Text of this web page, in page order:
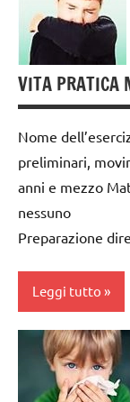
TUTTI GLI
ARTICOLI
PRATICA
sè
da 0
a 3
dai
3 ai
anni
MONTESSORI
ARGOMENTI
PER ETA'
TUTTI GLI
VITA PRATICA
Nome
preliminari,
anni e mezzo
Preparazione
Leggi tutto
cura